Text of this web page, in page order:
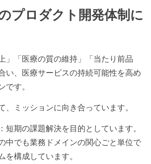
プロダクト開発体制に
」「医療の質の維持」「当たり前品
い、医療サービスの持続可能性を高め
す。
、ミッションに向き合っています。
短期の課題解決を目的としています。
中でも業務ドメインの関心ごと単位で
を構成しています。